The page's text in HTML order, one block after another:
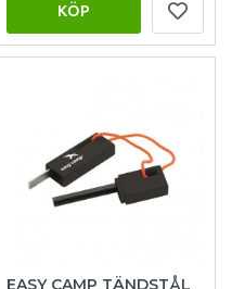
KÖP
EASY CAMP TÄNDSTÅL